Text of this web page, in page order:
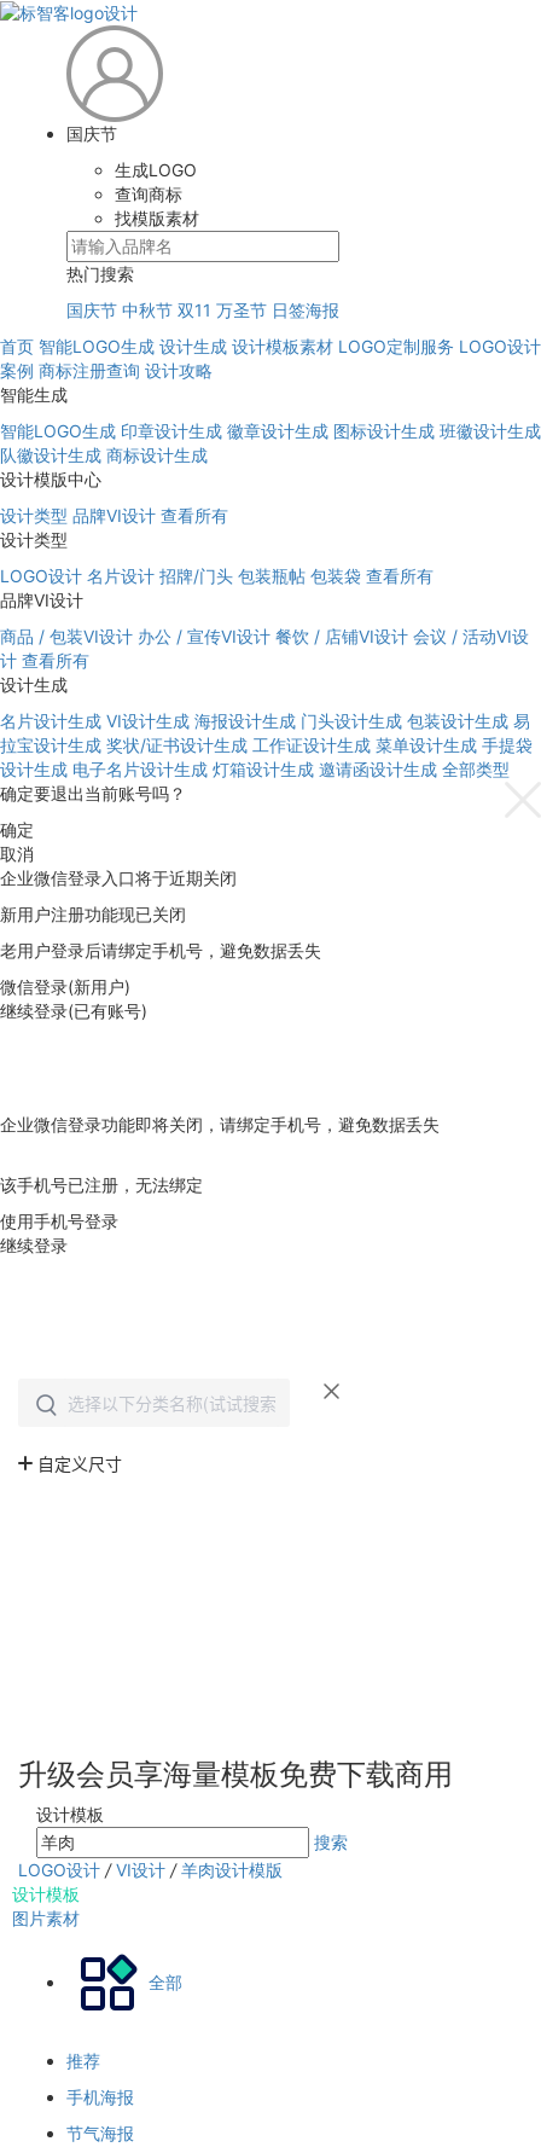
国庆节
生成LOGO
查询商标
找模版素材
热门搜索
国庆节 中秋节 双11 万圣节 日签海报
首页 智能LOGO生成 设计生成 设计模板素材 LOGO定制服务 LOGO设计
案例 商标注册查询 设计攻略
智能生成
智能LOGO生成 印章设计生成 徽章设计生成 图标设计生成 班徽设计生成
队徽设计生成 商标设计生成
设计模版中心
设计类型 品牌VI设计 查看所有
设计类型
LOGO设计 名片设计 招牌/门头 包装瓶帖 包装袋 查看所有
品牌VI设计
商品 / 包装VI设计 办公 / 宣传VI设计 餐饮 / 店铺VI设计 会议 / 活动VI设
计 查看所有
设计生成
名片设计生成 VI设计生成 海报设计生成 门头设计生成 包装设计生成 易
拉宝设计生成 奖状/证书设计生成 工作证设计生成 菜单设计生成 手提袋
设计生成 电子名片设计生成 灯箱设计生成 邀请函设计生成 全部类型
确定要退出当前账号吗？
确定
取消
企业微信登录入口将于近期关闭
新用户注册功能现已关闭
老用户登录后请绑定手机号，避免数据丢失
微信登录(新用户)
继续登录(已有账号)
企业微信登录功能即将关闭，请绑定手机号，避免数据丢失
该手机号已注册，无法绑定
使用手机号登录
继续登录
升级会员享海量模板免费下载商用
设计模板
搜索
LOGO设计 / VI设计 / 羊肉设计模版
设计模板
图片素材
全部
推荐
手机海报
节气海报